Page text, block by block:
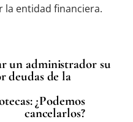
la entidad financiera.
un administrador su
deudas de la
¿Podemos
cancelarlos?